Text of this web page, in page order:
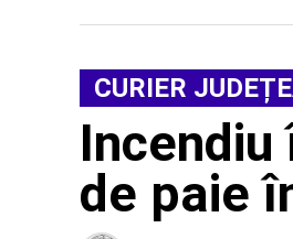
CURIER
Incendiu
de paie